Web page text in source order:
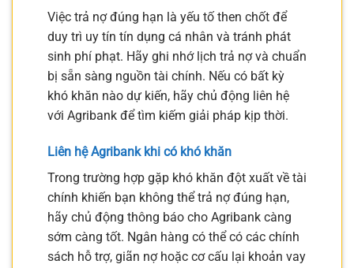
Việc trả nợ đúng hạn là yếu tố then chốt để
duy trì uy tín tín dụng cá nhân và tránh phát
sinh phí phạt. Hãy ghi nhớ lịch trả nợ và chuẩn
bị sẵn sàng nguồn tài chính. Nếu có bất kỳ
khó khăn nào dự kiến, hãy chủ động liên hệ
với Agribank để tìm kiếm giải pháp kịp thời.
Liên hệ Agribank khi có khó khăn
Trong trường hợp gặp khó khăn đột xuất về tài
chính khiến bạn không thể trả nợ đúng hạn,
hãy chủ động thông báo cho Agribank càng
sớm càng tốt. Ngân hàng có thể có các chính
sách hỗ trợ, giãn nợ hoặc cơ cấu lại khoản vay